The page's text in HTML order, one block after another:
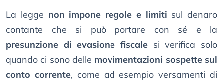
La legge non impone regole e limiti sul denaro
contante che si può portare con sé e la
presunzione di evasione fiscale si verifica solo
quando ci sono delle movimentazioni sospette sul
conto corrente, come ad esempio versamenti di